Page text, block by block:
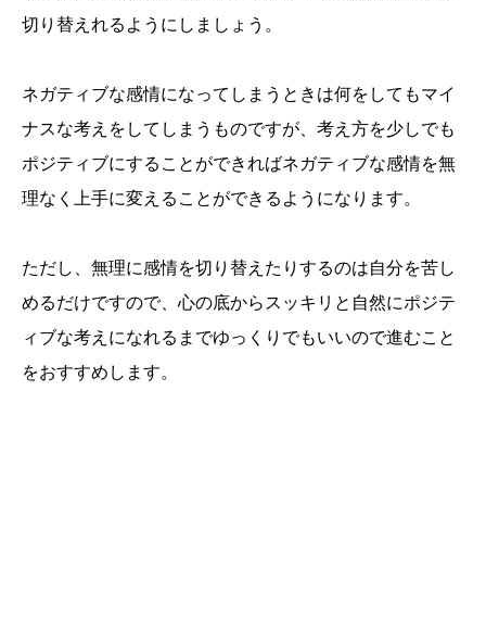
切り替えれるようにしましょう。
ネガティブな感情になってしまうときは何をしてもマイ
ナスな考えをしてしまうものですが、考え方を少しでも
ポジティブにすることができればネガティブな感情を無
理なく上手に変えることができるようになります。
ただし、無理に感情を切り替えたりするのは自分を苦し
めるだけですので、心の底からスッキリと自然にポジテ
ィブな考えになれるまでゆっくりでもいいので進むこと
をおすすめします。